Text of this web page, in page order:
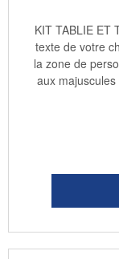
KIT TABLIE ET
texte de votre
la zone de
aux